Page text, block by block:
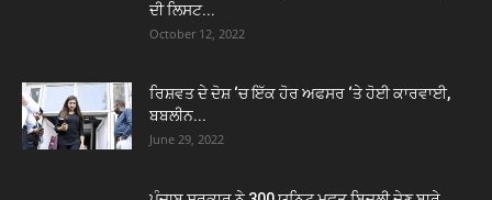
ਦੀ ਲਿਸਟ...
October 12, 2022
ਰਿਸ਼ਵਤ ਦੇ ਦੋਸ਼ ‘ਚ ਇੱਕ ਹੋਰ ਅਫਸਰ ‘ਤੇ ਹੋਈ ਕਾਰਵਾਈ,
ਬਬਲੀਨ...
June 29, 2022